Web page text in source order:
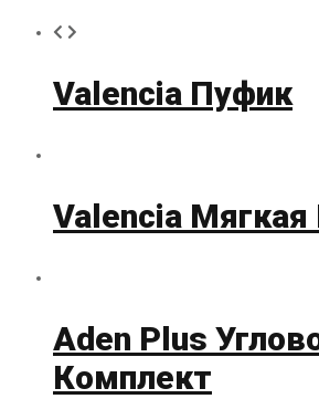
Valencia Пуфик
Valencia
Aden Plus
Комплект